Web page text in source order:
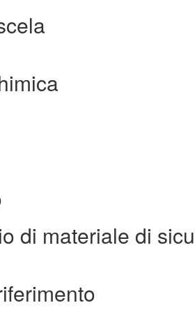
di materiale di